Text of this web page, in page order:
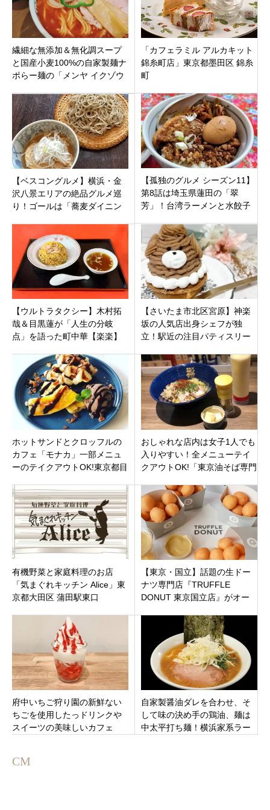
繊細な無添加＆無化調スープ
と国産小麦100%の自家製麺ナ
ポらー麺の「メンヤ イクゾウ
本橋兜町
「カフェラミル アルカキット
錦糸町店」東京都墨田区 錦糸
町
【ベスコングルメ】横浜・金
沢八景エリアの絶品グルメ巡
り！ゴールは「蕎麦ダイニン
子の天せいろ蕎麦
【孤独のグルメ シーズン11】
第8話は埼玉県蓮田の「翠
芳」！台湾ラーメンと水餃子
徹底解説
【ウルトラタクシー】木村拓
哉＆目黒蓮が「人生の分岐
点」を語った町中華【楽楽】
「揚げワンタン」
【さいたま市北区宮原】神楽
坂の人気店出身シェフが独
立！駅近の注目パティスリー
プン！イートインも
ホットサンドとクロッフルの
カフェ「モナカ」一部メニュ
ーのテイクアウトOK!東京都目
おしゃれな店内は女子1人でも
入りやすい！全メニューテイ
クアウトOK!「東京油そば専門
都台東区
有機野菜と家庭料理のお店
「気まぐれキッチン Alice」東
京都大田区 蒲田駅東口
【東京・国立】話題の生ドー
ナツ専門店『TRUFFLE
DONUT 東京国立店』がオー
プがかわいい！
府中いちご狩り園の新鮮ない
ちごを使用したっドリンクや
スイーツの美味しいカフェ
自家製醤油ダレを合わせ、そ
して味の決め手の鶏油、麺は
中太平打ち麺！横浜家系ラー
CM